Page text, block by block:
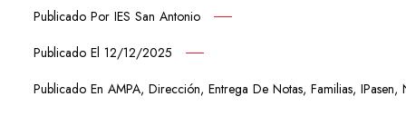
Publicado PorIES San Antonio
Publicado El12/12/2025
Publicado EnAMPA,Dirección,Entrega De Notas,Familias,IPasen,